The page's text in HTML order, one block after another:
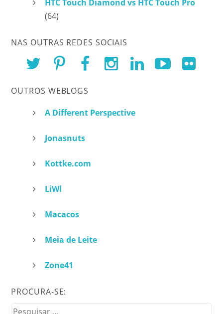
HTC Touch Diamond vs HTC Touch Pro
(64)
NAS OUTRAS REDES SOCIAIS
OUTROS WEBLOGS
A Different Perspective
Jonasnuts
Kottke.com
LiWl
Macacos
Meia de Leite
Zone41
PROCURA-SE:
Pesquisar